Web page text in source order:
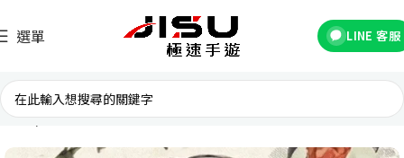
選單 LINE 客服
首頁 國際遊戲